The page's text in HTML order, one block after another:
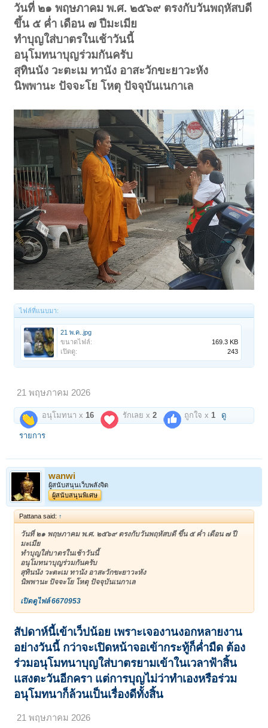
วันที่ ๒๑ พฤษภาคม พ.ศ. ๒๕๖๙ ตรงกับวันพฤหัสบดี
ขึ้น ๕ ค่ำ เดือน ๗ ปีมะเมีย
ทำบุญใส่บาตรในเช้าวันนี้
อนุโมทนาบุญร่วมกันครับ
สุทินนัง วะตะเม ทานัง อาสะวักขะยาวะหัง
นิพพานะ ปัจจะโย โหตุ ปัจจุบันเนกาเล
ไฟล์ที่แนบมา:
21 พ.ค..jpg
ขนาดไฟล์:
169.3 KB
เปิดดู:
243
21 พฤษภาคม 2026
อนุโมทนา x16 รักเลย x2 ถูกใจ x1 ดู
รายการ
wanwi
ผู้สนับสนุนเว็บพลังจิต
ผู้สนับสนุนพิเศษ
Pattana said: ↑
วันที่ ๒๑ พฤษภาคม พ.ศ. ๒๕๖๙ ตรงกับวันพฤหัสบดี ขึ้น ๕ ค่ำ เดือน ๗ ปี
มะเมีย
ทำบุญใส่บาตรในเช้าวันนี้
อนุโมทนาบุญร่วมกันครับ
สุทินนัง วะตะเม ทานัง อาสะวักขะยาวะหัง
นิพพานะ ปัจจะโย โหตุ ปัจจุบันเนกาเล
เปิดดูไฟล์ 6670953
สัปดาห์นี้เข้าเว็ปน้อย เพราะเจองานงอกหลายงาน
อย่างวันนี้ กว่าจะเปิดหน้าจอเข้ากระทู้ก็ค่ำมืด ต้อง
ร่วมอนุโมทนาบุญใส่บาตรยามเข้าในเวลาฟ้าสิ้น
แสงตะวันอีกครา แต่การบุญไม่ว่าทำเองหรือร่วม
อนุโมทนาก็ล้วนเป็นเรื่องดีทั้งสิ้น
21 พฤษภาคม 2026